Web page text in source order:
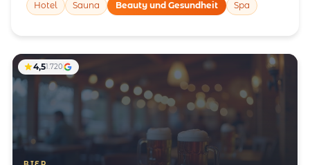
Hotel Sauna Beauty und Gesundheit Spa
4,51.720